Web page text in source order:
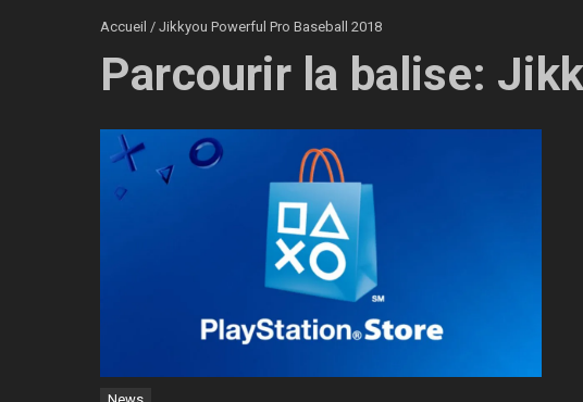
Accueil / Jikkyou Powerful Pro Baseball 2018
Parcourir la balise: